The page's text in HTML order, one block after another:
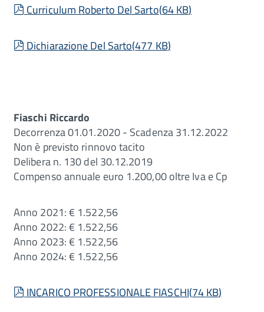
pdf
Curriculum Roberto Del Sarto(64 KB)
pdf
Dichiarazione Del Sarto(477 KB)
Fiaschi Riccardo
Decorrenza 01.01.2020 - Scadenza 31.12.2022
Non è previsto rinnovo tacito
Delibera n. 130 del 30.12.2019
Compenso annuale euro 1.200,00 oltre Iva e Cp
Anno 2021: € 1.522,56
Anno 2022: € 1.522,56
Anno 2023: € 1.522,56
Anno 2024: € 1.522,56
pdf
INCARICO PROFESSIONALE FIASCHI(74 KB)